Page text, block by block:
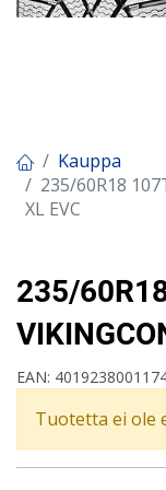
Kauppa
235/60R18
XL EVC
235/
EAN:
Tuotetta ei ole